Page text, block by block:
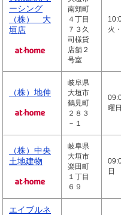
ーシング
（株） 大
垣店
南頬町
４丁目
７３久
司様貸
店舗２
号室
火
（株）地伸
岐阜県
大垣市
鶴見町
２８３
－１
曜
（株）中央
土地建物
岐阜県
大垣市
楽田町
１丁目
６９
日
エイブルネ